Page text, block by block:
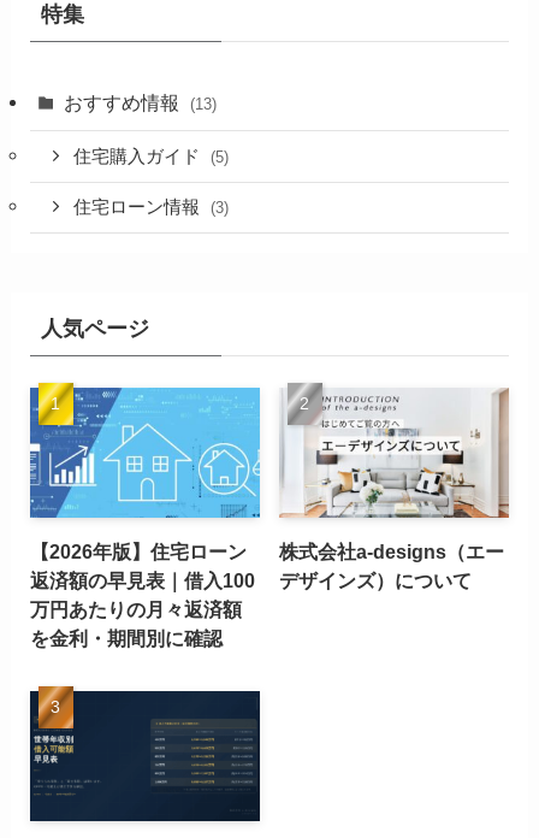
特集
おすすめ情報 (13)
住宅購入ガイド (5)
住宅ローン情報 (3)
人気ページ
【2026年版】住宅ローン
返済額の早見表｜借入100
万円あたりの月々返済額
を金利・期間別に確認
株式会社a-designs（エー
デザインズ）について